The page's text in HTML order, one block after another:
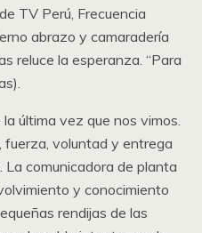
TV Perú, Frecuencia
abrazo y camaradería
reluce la esperanza. “Para
última vez que nos vimos.
fuerza, voluntad y entrega
comunicadora de planta
y conocimiento
rendijas de las